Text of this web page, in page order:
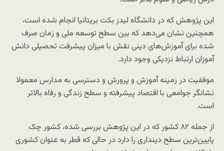
این پژوهش که در دانشگاه لیدز بکت بریتانیا انجام شده است،
همچنین نشان می‌دهد که بین سطح توسعه ملی و زمان صرف
شده برای آموزش‌های دینی نقش با میزان پیشرفت تحصیلی دانش
آموزان ارتباط نزدیکی وجود دارد.
موفقیت در زمینه آموزش و پرورش و دسترسی به مدارس معمولا
نشانگر جوامعی با اقتصاد پیشرفته و سطح زندگی و رفاه بالاتر
است.
از جمله ۸۲ کشور که در این پژوهش بررسی شده، کشور چک
پایین‌ترین سطح دینداری را دارد در حالی که قطر به عنوان کشوری